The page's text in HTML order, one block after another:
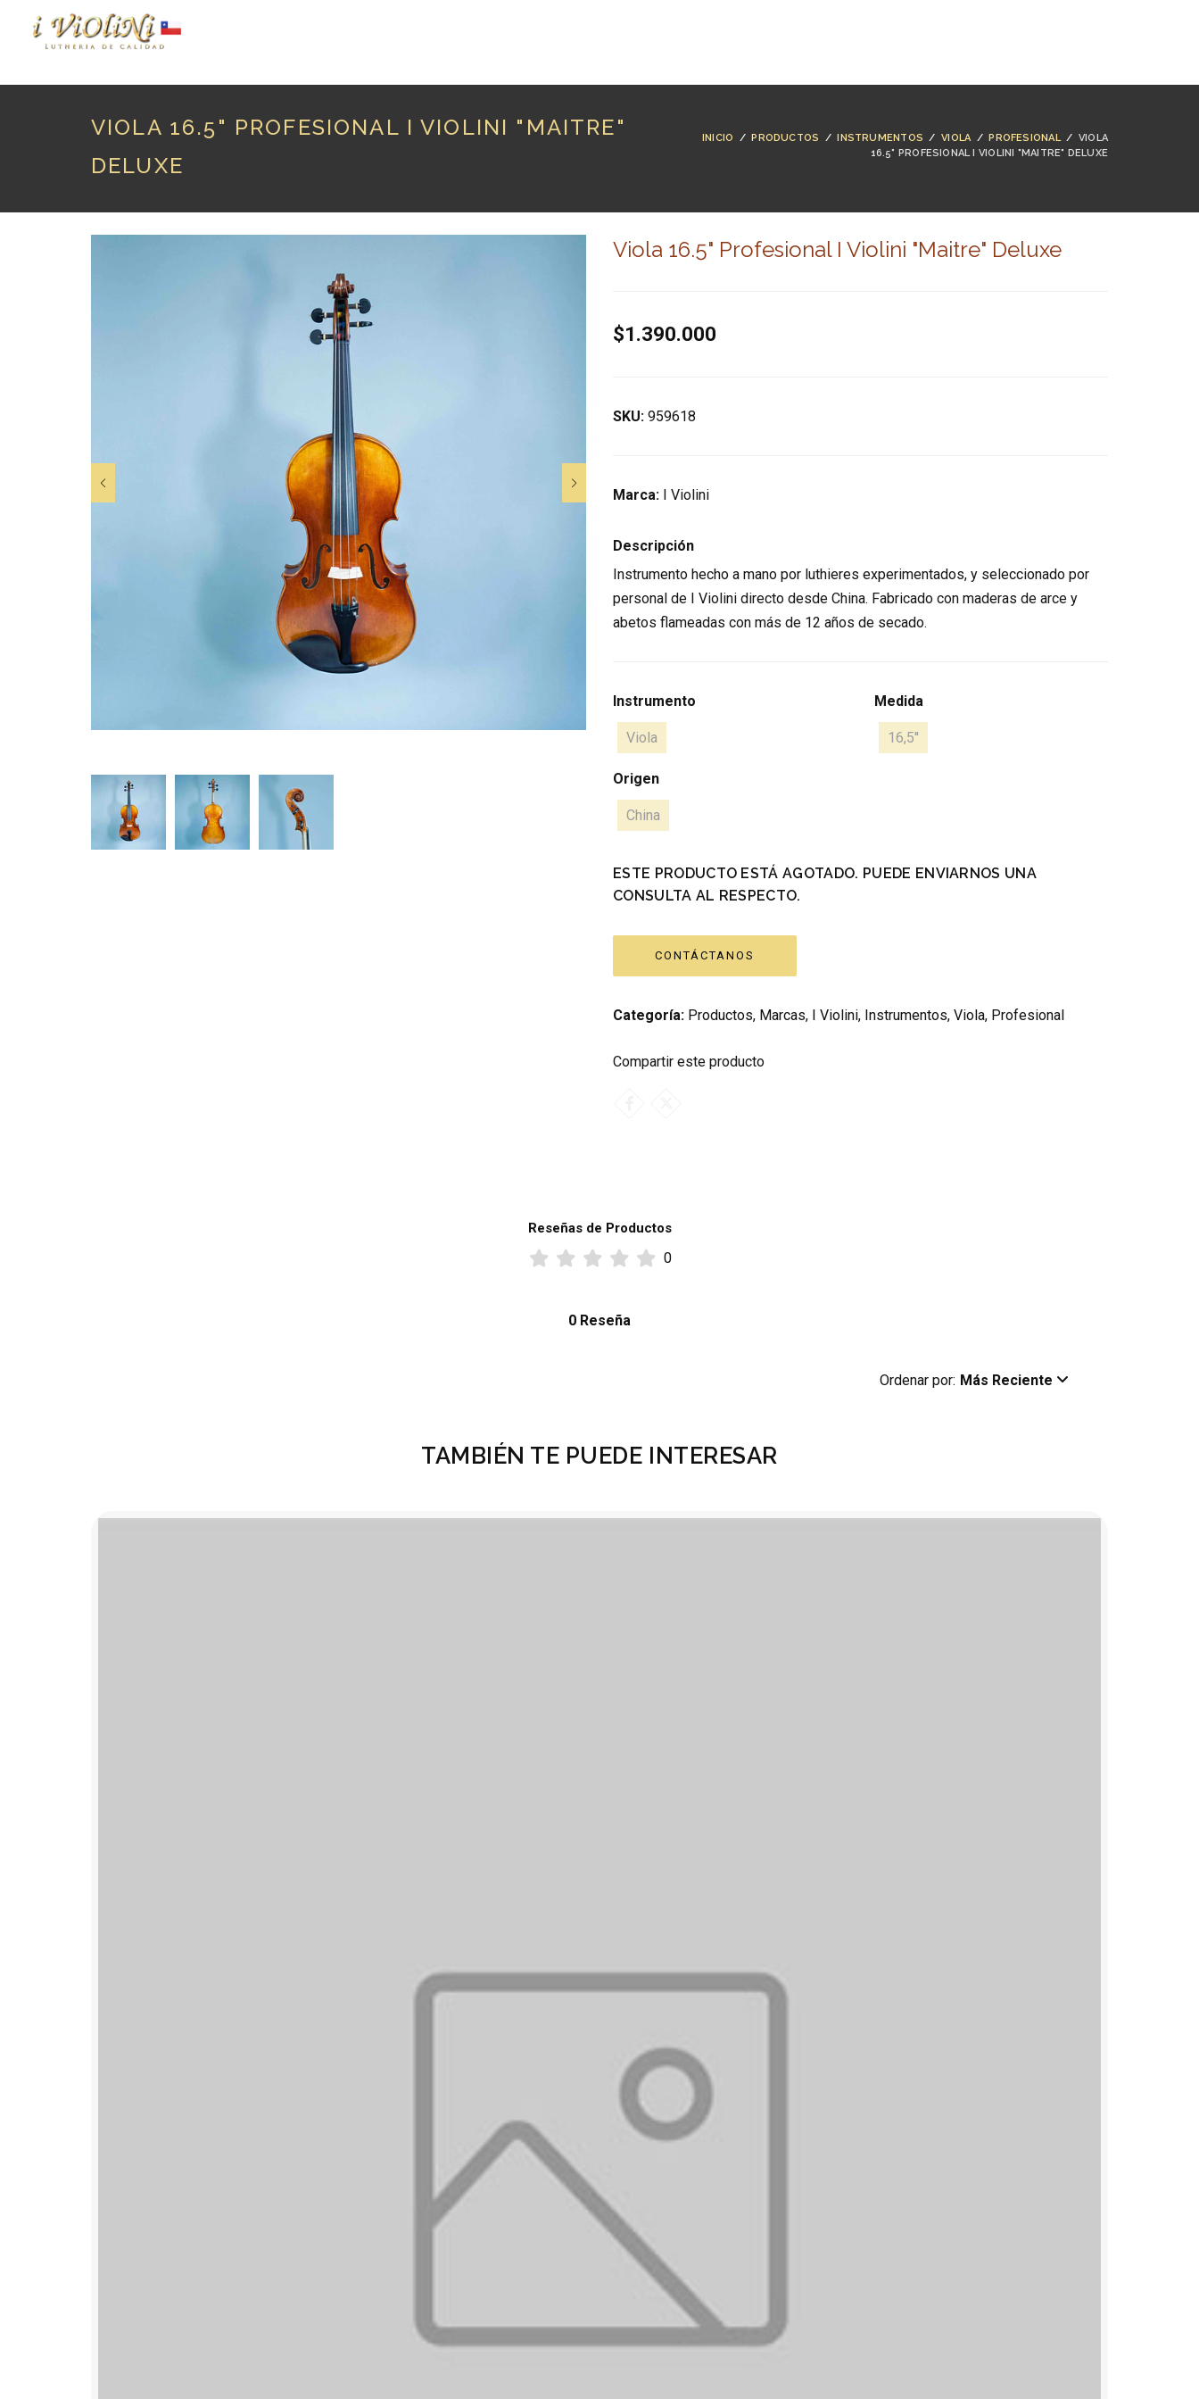
VIOLA 16.5" PROFESIONAL I VIOLINI "MAITRE"
DELUXE
INICIO /PRODUCTOS /INSTRUMENTOS /VIOLA /PROFESIONAL / VIOLA
16.5" PROFESIONAL I VIOLINI "MAITRE" DELUXE
Viola 16.5" Profesional I Violini "Maitre" Deluxe
$1.390.000
SKU: 959618
Marca: I Violini
Descripción
Instrumento hecho a mano por luthieres experimentados, y seleccionado por
personal de I Violini directo desde China. Fabricado con maderas de arce y
abetos flameadas con más de 12 años de secado.
Instrumento
Viola
Medida
16,5''
Origen
China
ESTE PRODUCTO ESTÁ AGOTADO. PUEDE ENVIARNOS UNA
CONSULTA AL RESPECTO.
CONTÁCTANOS
Categoría: Productos, Marcas, I Violini, Instrumentos, Viola, Profesional
Compartir este producto
Reseñas de Productos
0
0 Reseña
Ordenar por: Más Reciente
TAMBIÉN TE PUEDE INTERESAR